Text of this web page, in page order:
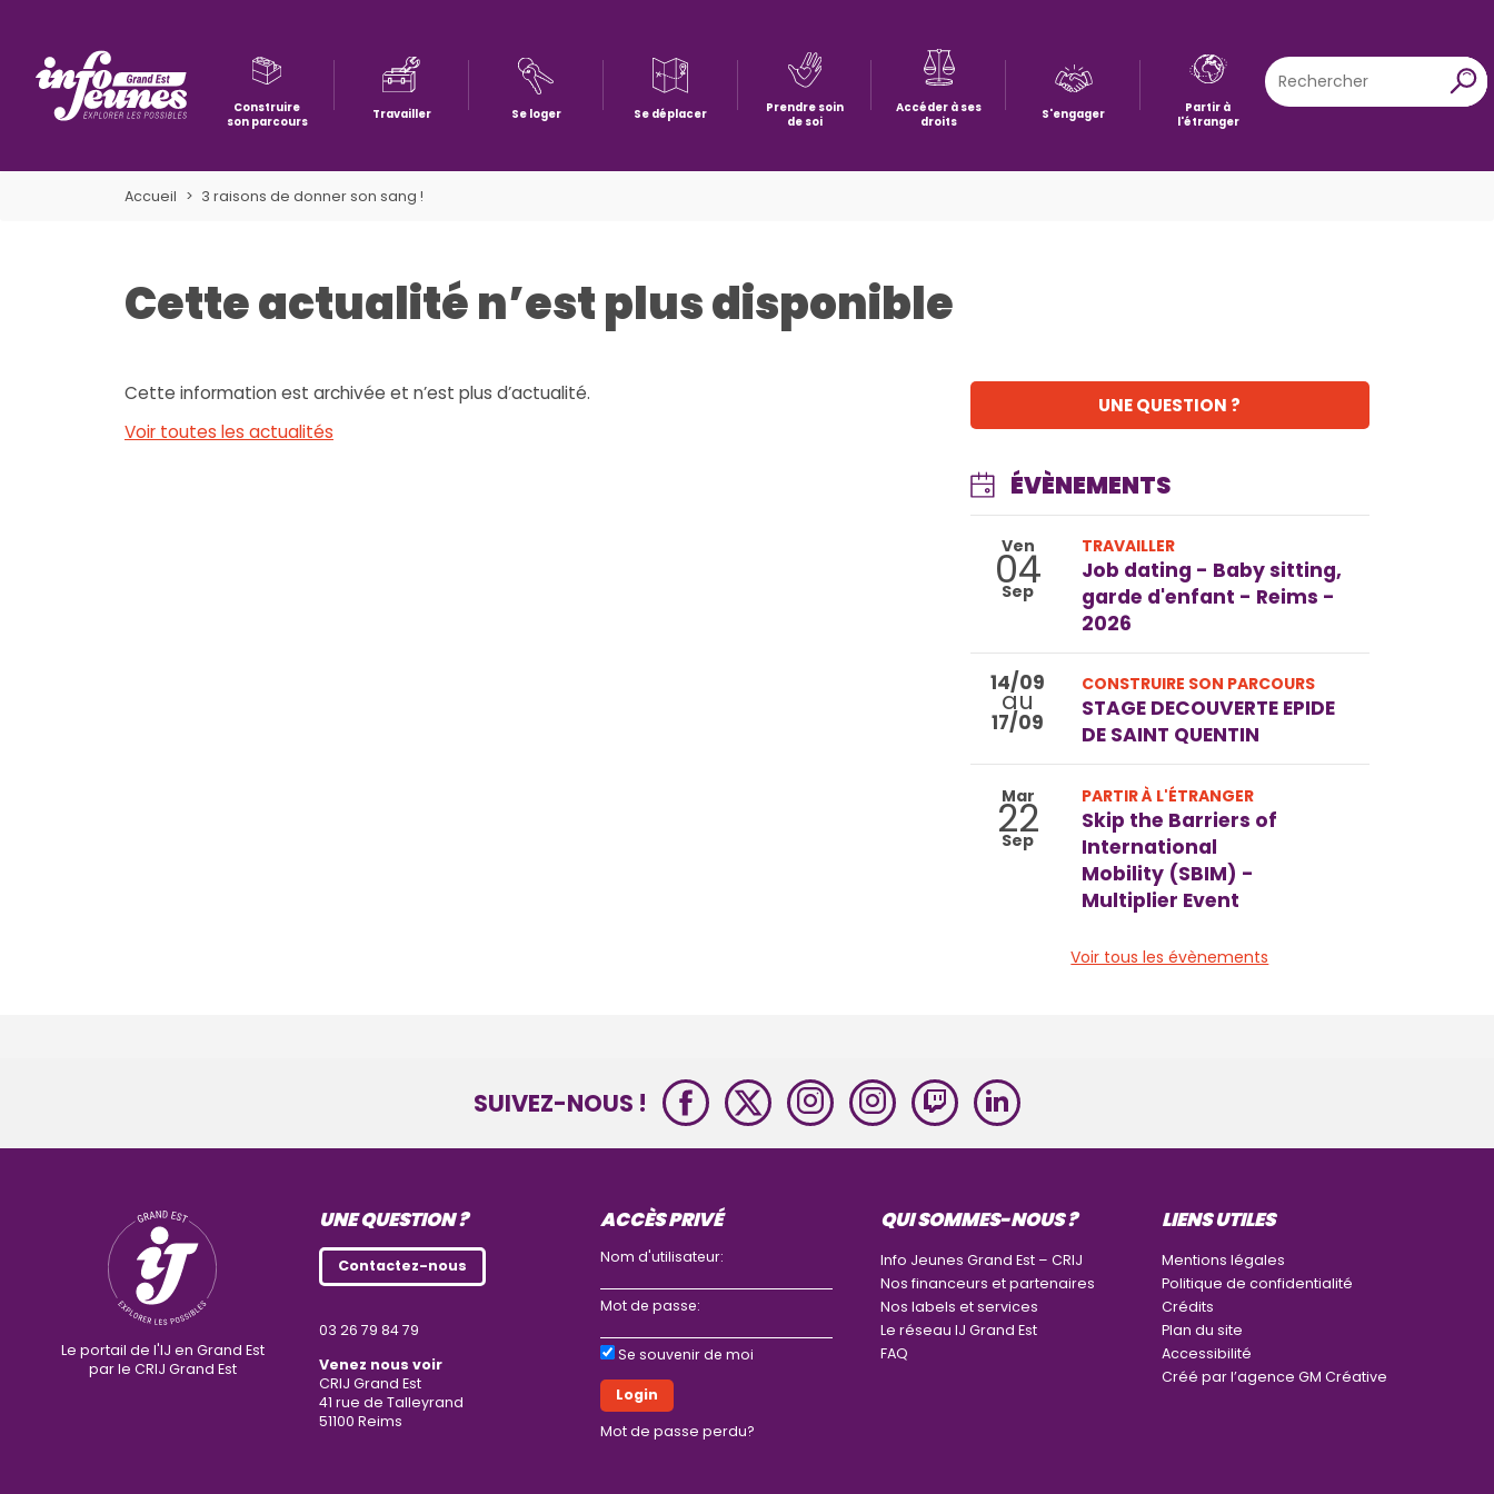
Construire
son parcours
Travailler Se loger Se déplacer
Prendre soin
de soi
Accéder à ses
droits
S'engager
Partir à
l'étranger
Rechercher
X
Accueil 3 raisons de donner son sang !
Cette actualité n’est plus disponible
Cette information est archivée et n’est plus d’actualité.
Voir toutes les actualités
UNE QUESTION ?
ÉVÈNEMENTS
Ven
04
Sep
TRAVAILLER
Job dating - Baby sitting,
garde d'enfant - Reims -
2026
14/09
au
17/09
CONSTRUIRE SON PARCOURS
STAGE DECOUVERTE EPIDE
DE SAINT QUENTIN
Mar
22
Sep
PARTIR À L'ÉTRANGER
Skip the Barriers of
International
Mobility (SBIM) -
Multiplier Event
Voir tous les évènements
SUIVEZ-NOUS !
Le portail de l'IJ en Grand Est
par le CRIJ Grand Est
UNE QUESTION ?
Contactez-nous
03 26 79 84 79
Venez nous voir
CRIJ Grand Est
41 rue de Talleyrand
51100 Reims
ACCÈS PRIVÉ
Nom d'utilisateur:
Mot de passe:
Se souvenir de moi
Mot de passe perdu?
QUI SOMMES-NOUS ?
Info Jeunes Grand Est – CRIJ
Nos financeurs et partenaires
Nos labels et services
Le réseau IJ Grand Est
FAQ
LIENS UTILES
Mentions légales
Politique de confidentialité
Crédits
Plan du site
Accessibilité
Créé par l’agence GM Créative